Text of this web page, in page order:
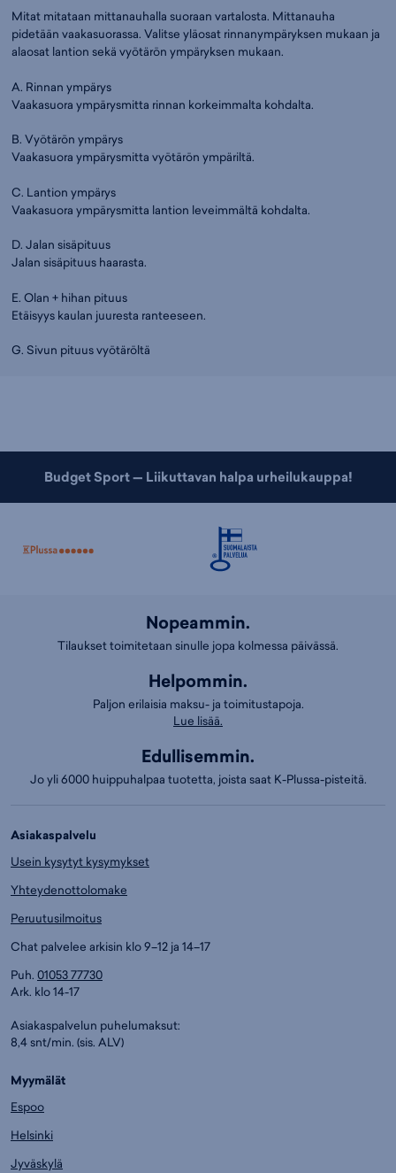
Mitat mitataan mittanauhalla suoraan vartalosta. Mittanauha
pidetään vaakasuorassa. Valitse yläosat rinnanympäryksen mukaan ja
alaosat lantion sekä vyötärön ympäryksen mukaan.
A. Rinnan ympärys
Vaakasuora ympärysmitta rinnan korkeimmalta kohdalta.
B. Vyötärön ympärys
Vaakasuora ympärysmitta vyötärön ympäriltä.
C. Lantion ympärys
Vaakasuora ympärysmitta lantion leveimmältä kohdalta.
D. Jalan sisäpituus
Jalan sisäpituus haarasta.
E. Olan + hihan pituus
Etäisyys kaulan juuresta ranteeseen.
G. Sivun pituus vyötäröltä
Budget Sport — Liikuttavan halpa urheilukauppa!
Nopeammin.
Tilaukset toimitetaan sinulle jopa kolmessa päivässä.
Helpommin.
Paljon erilaisia maksu- ja toimitustapoja.
Lue lisää.
Edullisemmin.
Jo yli 6000 huippuhalpaa tuotetta, joista saat K-Plussa-pisteitä.
Asiakaspalvelu
Usein kysytyt kysymykset
Yhteydenottolomake
Peruutusilmoitus
Chat palvelee arkisin klo 9–12 ja 14–17
Puh. 01053 77730
Ark. klo 14-17
Asiakaspalvelun puhelumaksut:
8,4 snt/min. (sis. ALV)
Myymälät
Espoo
Helsinki
Jyväskylä